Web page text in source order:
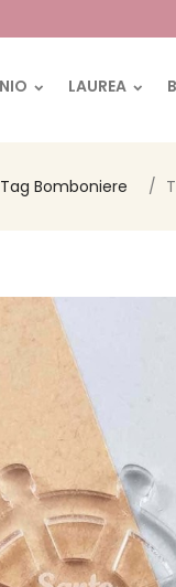
LAUREA
Tag Bomboniere